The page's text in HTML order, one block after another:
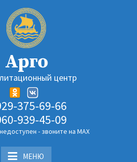
Арго
центр
375-69-66
939-45-09
- звоните на MAX
МЕНЮ